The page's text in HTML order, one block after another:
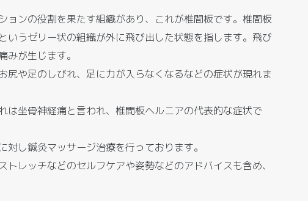
ョンの役割を果たす組織があり、これが椎間板です。椎間板
いうゼリー状の組織が外に飛び出した状態を指します。飛び
みが生じます。
尻や足のしびれ、足に力が入らなくなるなどの症状が現れま
は坐骨神経痛と言われ、椎間板ヘルニアの代表的な症状で
し鍼灸マッサージ治療を行っております。
レッチなどのセルフケアや姿勢などのアドバイスも含め、